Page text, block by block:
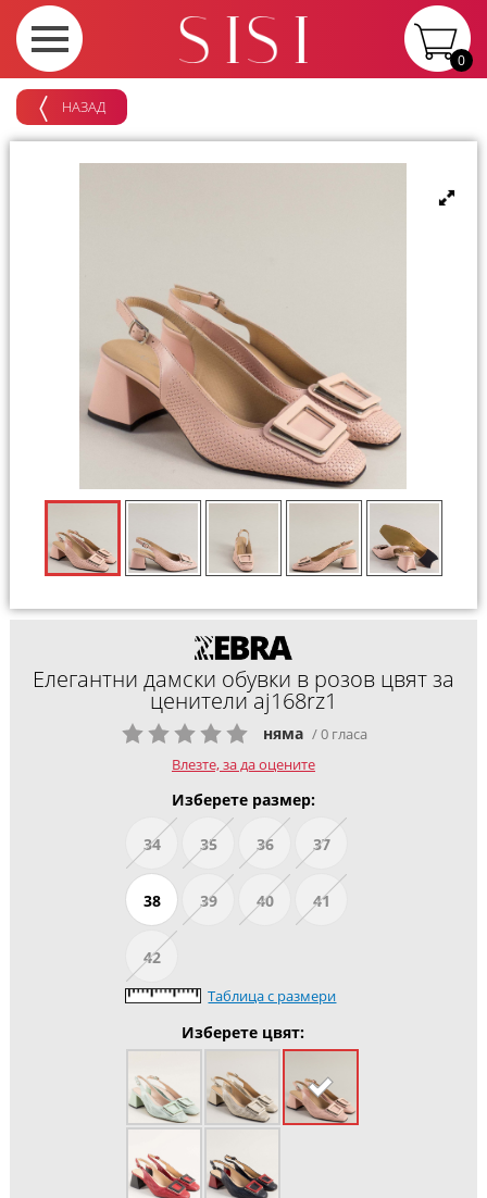
0
НАЗАД
Елегантни дамски обувки в розов цвят за
ценители aj168rz1
няма / 0 гласа
Влезте, за да оцените
Изберете размер:
34 35 36 37
38 39 40 41
42
Таблица с размери
Изберете цвят: